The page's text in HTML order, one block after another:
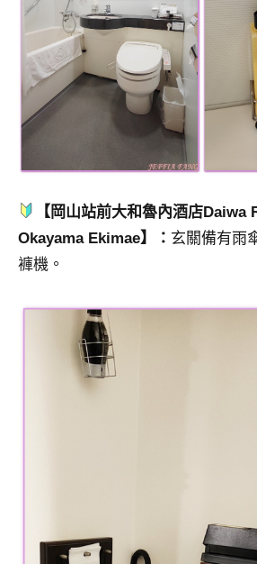
【岡山站前大和魯內酒店Daiwa
Okayama Ekimae】： 玄關備有雨
褲機。